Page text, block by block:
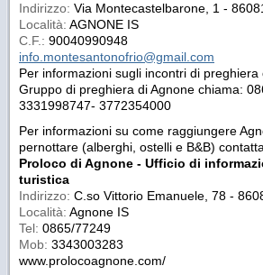
Indirizzo: Via Montecastelbarone, 1 -
Località: AGNONE IS
C.F.: 90040990948
info.montesantonofrio@gmail.com
Per informazioni sugli incontri di preghiera
Gruppo di preghiera di Agnone chiama:
3331998747- 3772354000
Per informazioni su come raggiungere
pernottare (alberghi, ostelli e B&B)
Proloco di Agnone - Ufficio di
turistica
Indirizzo: C.so Vittorio Emanuele, 78 -
Località: Agnone IS
Tel: 0865/77249
Mob: 3343003283
www.prolocoagnone.com/